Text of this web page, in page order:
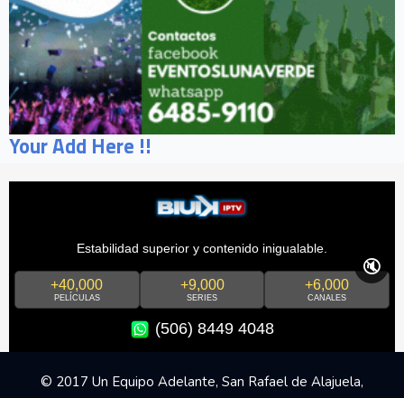
Your Add Here !!
Estabilidad superior y contenido inigualable.
+40,000
PELÍCULAS
+9,000
SERIES
+6,000
CANALES
(506) 8449 4048
🔇
© 2017 Un Equipo Adelante, San Rafael de Alajuela,